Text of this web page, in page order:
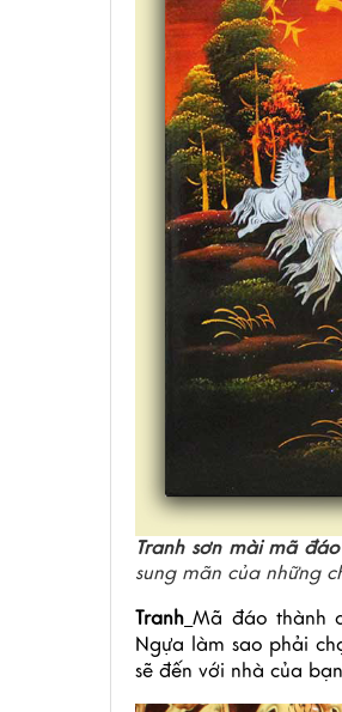
Tranh sơn mài mã
sung mãn của những
Tranh Mã đáo thành
Ngựa làm sao phải
sẽ đến với nhà của